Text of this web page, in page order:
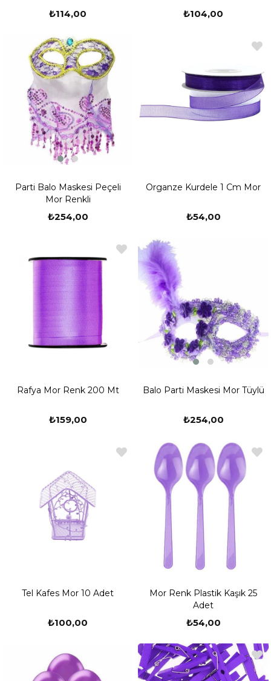
₺114,00 ₺104,00
Parti Balo Maskesi Peçeli
Mor Renkli
₺254,00
Organze Kurdele 1 Cm Mor
₺54,00
Rafya Mor Renk 200 Mt
₺159,00
Balo Parti Maskesi Mor Tüylü
₺254,00
Tel Kafes Mor 10 Adet
₺100,00
Mor Renk Plastik Kaşık 25
Adet
₺54,00